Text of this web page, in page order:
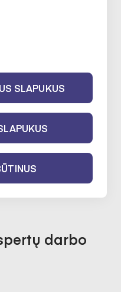
kultūros
kultūros
darbo
SLAPUKUS